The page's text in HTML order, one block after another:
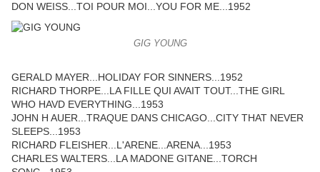
DON WEISS...TOI POUR MOI...YOU FOR ME...1952
GIG YOUNG
GERALD MAYER...HOLIDAY FOR SINNERS...1952
RICHARD THORPE...LA FILLE QUI AVAIT TOUT...THE GIRL
WHO HAVD EVERYTHING...1953
JOHN H AUER...TRAQUE DANS CHICAGO...CITY THAT NEVER
SLEEPS...1953
RICHARD FLEISHER...L'ARENE...ARENA...1953
CHARLES WALTERS...LA MADONE GITANE...TORCH